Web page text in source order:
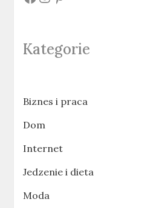
Kategorie
Biznes i praca
Dom
Internet
Jedzenie i dieta
Moda